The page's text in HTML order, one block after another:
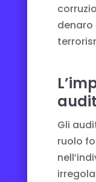
denaro
Gli
ruolo